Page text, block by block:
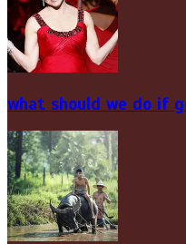
what should we do if